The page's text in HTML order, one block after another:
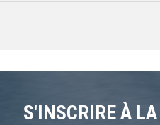
S'INSCRIRE À